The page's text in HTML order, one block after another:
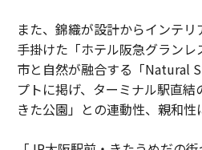
また、錦織が設計からインテ
手掛けた「ホテル阪急グラン
市と自然が融合する「Natural
プトに掲げ、ターミナル駅直
きた公園」との連動性、親和性